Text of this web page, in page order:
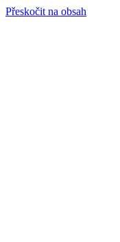
Přeskočit na obsah